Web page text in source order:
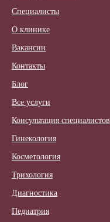
Специалисты
О клинике
Вакансии
Контакты
Блог
Все услуги
Консультация специалистов
Гинекология
Косметология
Трихология
Диагностика
Педиатрия